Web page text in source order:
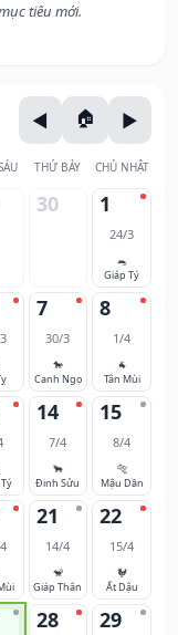
tiêu mới.
THỨ BẢY CHỦ NHẬT
30 1
24/3
🐀
Giáp Tý
7
30/3
🐎
Canh Ngọ
8
1/4
🐐
Tân Mùi
14
7/4
🐂
Đinh Sửu
15
8/4
🐅
Mậu Dần
21
14/4
🐒
Giáp Thân
22
15/4
🐓
Ất Dậu
28 29